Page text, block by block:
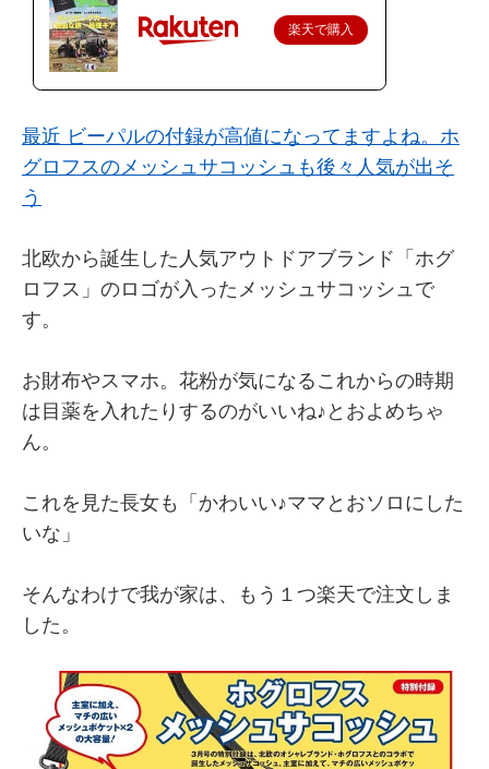
楽天で購入
最近 ビーパルの付録が高値になってますよね。ホ
グロフスのメッシュサコッシュも後々人気が出そ
う
北欧から誕生した人気アウトドアブランド「ホグ
ロフス」のロゴが入ったメッシュサコッシュで
す。
お財布やスマホ。花粉が気になるこれからの時期
は目薬を入れたりするのがいいね♪とおよめちゃ
ん。
これを見た長女も「かわいい♪ママとおソロにした
いな」
そんなわけで我が家は、もう１つ楽天で注文しま
した。